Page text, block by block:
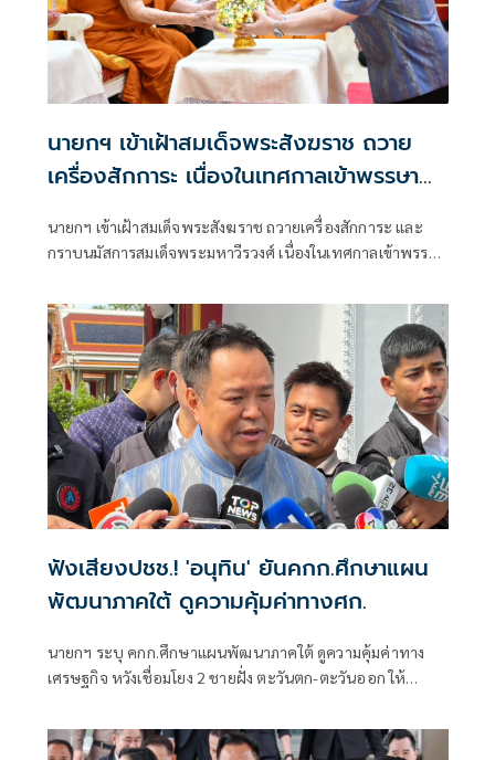
นายกฯ เข้าเฝ้าสมเด็จพระสังฆราช ถวาย
เครื่องสักการะ เนื่องในเทศกาลเข้าพรรษา
ประจำปี 2569
นายกฯ เข้าเฝ้าสมเด็จพระสังฆราช ถวายเครื่องสักการะ และ
กราบนมัสการสมเด็จพระมหาวีรวงศ์ เนื่องในเทศกาลเข้าพรรษา
ฟังเสียงปชช.! 'อนุทิน' ยันคกก.ศึกษาแผน
พัฒนาภาคใต้ ดูความคุ้มค่าทางศก.
นายกฯ ระบุ คกก.ศึกษาแผนพัฒนาภาคใต้ ดูความคุ้มค่าทาง
เศรษฐกิจ หวังเชื่อมโยง 2 ชายฝั่ง ตะวันตก-ตะวันออก ให้